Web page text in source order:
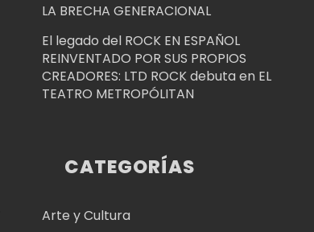
LA BRECHA GENERACIONAL
El legado del ROCK EN ESPAÑOL
REINVENTADO POR SUS PROPIOS
CREADORES: LTD ROCK debuta en EL
TEATRO METROPÓLITAN
CATEGORÍAS
Arte y Cultura